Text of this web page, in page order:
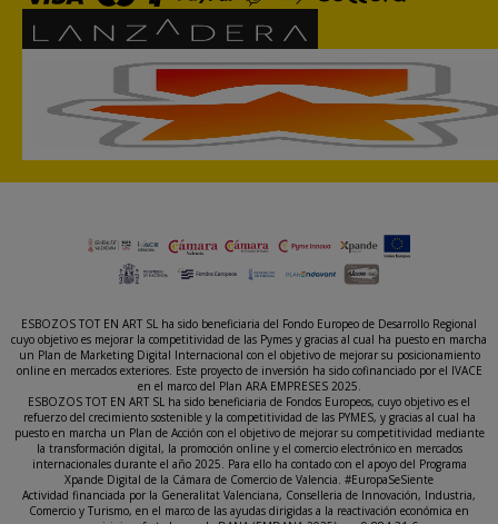
ESBOZOS TOT EN ART SL ha sido beneficiaria del Fondo Europeo de Desarrollo Regional
cuyo objetivo es mejorar la competitividad de las Pymes y gracias al cual ha puesto en marcha
un Plan de Marketing Digital Internacional con el objetivo de mejorar su posicionamiento
online en mercados exteriores. Este proyecto de inversión ha sido cofinanciado por el IVACE
en el marco del Plan ARA EMPRESES 2025.
ESBOZOS TOT EN ART SL ha sido beneficiaria de Fondos Europeos, cuyo objetivo es el
refuerzo del crecimiento sostenible y la competitividad de las PYMES, y gracias al cual ha
puesto en marcha un Plan de Acción con el objetivo de mejorar su competitividad mediante
la transformación digital, la promoción online y el comercio electrónico en mercados
internacionales durante el año 2025. Para ello ha contado con el apoyo del Programa
Xpande Digital de la Cámara de Comercio de Valencia. #EuropaSeSiente
Actividad financiada por la Generalitat Valenciana, Conselleria de Innovación, Industria,
Comercio y Turismo, en el marco de las ayudas dirigidas a la reactivación económica en